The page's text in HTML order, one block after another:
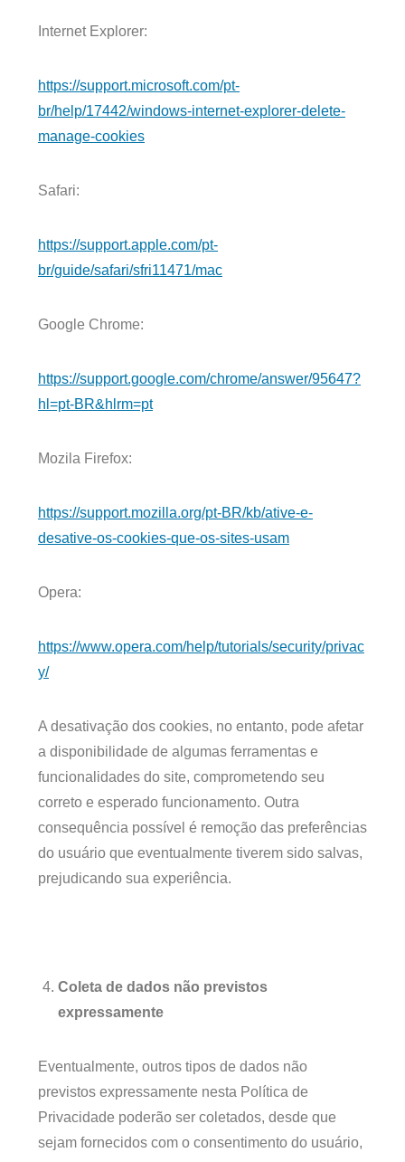
Internet Explorer:
https://support.microsoft.com/pt-
br/help/17442/windows-internet-explorer-delete-
manage-cookies
Safari:
https://support.apple.com/pt-
br/guide/safari/sfri11471/mac
Google Chrome:
https://support.google.com/chrome/answer/95647?
hl=pt-BR&hlrm=pt
Mozila Firefox:
https://support.mozilla.org/pt-BR/kb/ative-e-
desative-os-cookies-que-os-sites-usam
Opera:
https://www.opera.com/help/tutorials/security/privac
y/
A desativação dos cookies, no entanto, pode afetar
a disponibilidade de algumas ferramentas e
funcionalidades do site, comprometendo seu
correto e esperado funcionamento. Outra
consequência possível é remoção das preferências
do usuário que eventualmente tiverem sido salvas,
prejudicando sua experiência.
Coleta de dados não previstos
expressamente
Eventualmente, outros tipos de dados não
previstos expressamente nesta Política de
Privacidade poderão ser coletados, desde que
sejam fornecidos com o consentimento do usuário,